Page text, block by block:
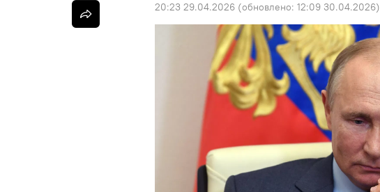
20:23 29.04.2026 (обновлено: 12:09 30.04.2026)